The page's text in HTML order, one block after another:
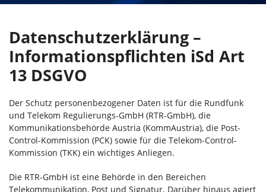
Datenschutzerklärung –
Informationspflichten iSd Art
13 DSGVO
Der Schutz personenbezogener Daten ist für die Rundfunk
und Telekom Regulierungs-GmbH (RTR-GmbH), die
Kommunikationsbehörde Austria (KommAustria), die Post-
Control-Kommission (PCK) sowie für die Telekom-Control-
Kommission (TKK) ein wichtiges Anliegen.
Die RTR-GmbH ist eine Behörde in den Bereichen
Telekommunikation, Post und Signatur. Darüber hinaus agiert